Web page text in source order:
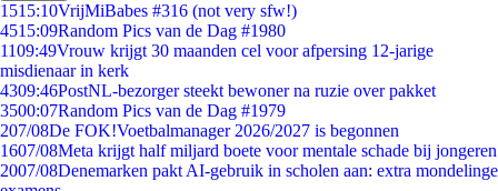
1515:10VrijMiBabes #316 (not very sfw!)
4515:09Random Pics van de Dag #1980
1109:49Vrouw krijgt 30 maanden cel voor afpersing 12-jarige
misdienaar in kerk
4309:46PostNL-bezorger steekt bewoner na ruzie over pakket
3500:07Random Pics van de Dag #1979
207/08De FOK!Voetbalmanager 2026/2027 is begonnen
1607/08Meta krijgt half miljard boete voor mentale schade bij jongeren
2007/08Denemarken pakt AI-gebruik in scholen aan: extra mondelinge